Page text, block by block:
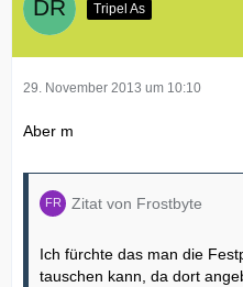
Tripel As
29. November 2013 um 10:10
Aber m
Zitat von Frostbyte
Ich fürchte das man die
tauschen kann, da dort